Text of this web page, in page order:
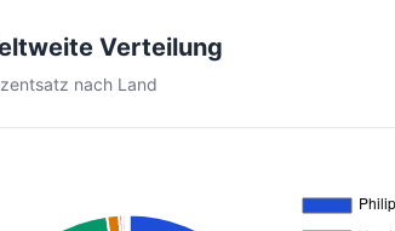
Verteilung
nach Land